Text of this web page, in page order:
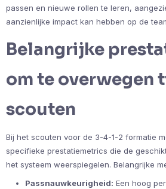
passen en nieuwe rollen te leren,
aanzienlijke impact kan hebben op de
Belangrijke
om te overwegen
scouten
Bij het scouten voor de 3-4-1-2 formatie
specifieke prestatiemetrics die de
het systeem weerspiegelen. Belangrijke
Passnauwkeurigheid: Een hoog